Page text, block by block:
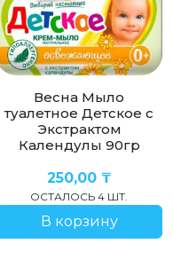
Весна Мыло
туалетное Детское с
Экстрактом
Календулы 90гр
250,00 ₸
ОСТАЛОСЬ 4 ШТ.
В корзину